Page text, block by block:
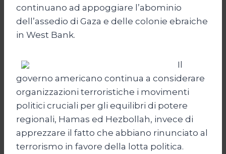
continuano ad appoggiare l’abominio
dell’assedio di Gaza e delle colonie ebraiche
in West Bank.
Il
governo americano continua a considerare
organizzazioni terroristiche i movimenti
politici cruciali per gli equilibri di potere
regionali, Hamas ed Hezbollah, invece di
apprezzare il fatto che abbiano rinunciato al
terrorismo in favore della lotta politica.